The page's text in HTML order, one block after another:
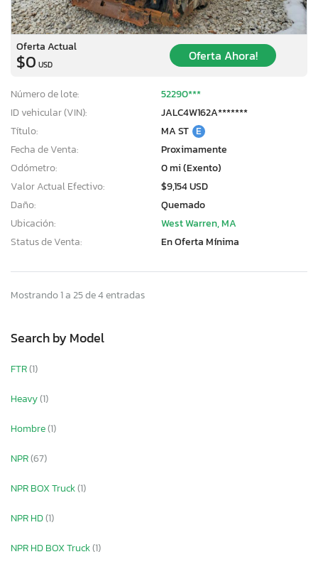
Oferta Actual
$0 USD
Oferta Ahora!
Número de lote:
52290***
ID vehicular (VIN):
JALC4W162A*******
Título:
MA ST E
Fecha de Venta:
Proximamente
Odómetro:
0 mi (Exento)
Valor Actual Efectivo:
$9,154 USD
Daño:
Quemado
Ubicación:
West Warren, MA
Status de Venta:
En Oferta Mínima
Mostrando 1 a 25 de 4 entradas
Search by Model
FTR(1)
Heavy(1)
Hombre(1)
NPR(67)
NPR BOX Truck(1)
NPR HD(1)
NPR HD BOX Truck(1)